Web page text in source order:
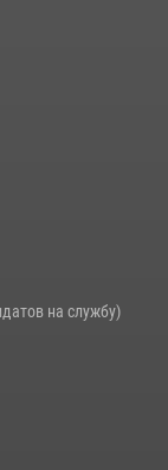
на службу)